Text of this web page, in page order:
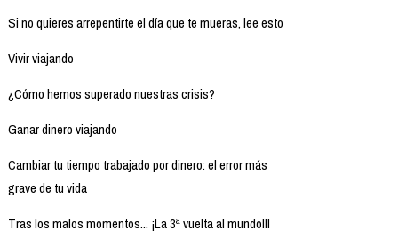
Si no quieres arrepentirte el día que te mueras, lee esto
Vivir viajando
¿Cómo hemos superado nuestras crisis?
Ganar dinero viajando
Cambiar tu tiempo trabajado por dinero: el error más
grave de tu vida
Tras los malos momentos... ¡La 3ª vuelta al mundo!!!